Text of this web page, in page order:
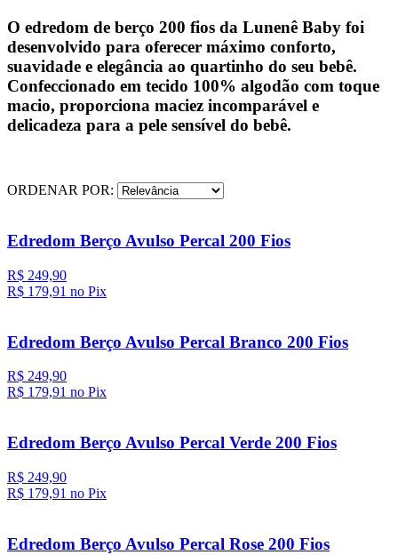
O edredom de berço 200 fios da Lunenê Baby foi
desenvolvido para oferecer máximo conforto,
suavidade e elegância ao quartinho do seu bebê.
Confeccionado em tecido 100% algodão com toque
macio, proporciona maciez incomparável e
delicadeza para a pele sensível do bebê.
ORDENAR POR:
Edredom Berço Avulso Percal 200 Fios
R$ 249,90
R$ 179,91 no Pix
Edredom Berço Avulso Percal Branco 200 Fios
R$ 249,90
R$ 179,91 no Pix
Edredom Berço Avulso Percal Verde 200 Fios
R$ 249,90
R$ 179,91 no Pix
Edredom Berço Avulso Percal Rose 200 Fios